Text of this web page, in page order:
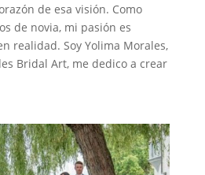
de esa visión. Como
de novia, mi pasión es
realidad. Soy Yolima Morales,
Bridal Art, me dedico a crear